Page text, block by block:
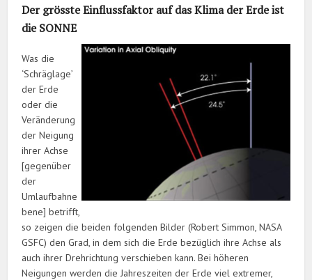
Der grösste Einflussfaktor auf das Klima der Erde ist
die SONNE
Was die
‘Schräglage’
der Erde
oder die
Veränderung
der Neigung
ihrer Achse
[gegenüber
der
Umlaufbahne
bene] betrifft,
so zeigen die beiden folgenden Bilder (Robert Simmon, NASA
GSFC) den Grad, in dem sich die Erde bezüglich ihre Achse als
auch ihrer Drehrichtung verschieben kann. Bei höheren
Neigungen werden die Jahreszeiten der Erde viel extremer,